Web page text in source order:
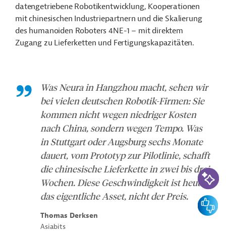
datengetriebene Robotikentwicklung, Kooperationen
mit chinesischen Industriepartnern und die Skalierung
des humanoiden Roboters 4NE-1 – mit direktem
Zugang zu Lieferketten und Fertigungskapazitäten.
Was Neura in Hangzhou macht, sehen wir
bei vielen deutschen Robotik-Firmen: Sie
kommen nicht wegen niedriger Kosten
nach China, sondern wegen Tempo. Was
in Stuttgart oder Augsburg sechs Monate
dauert, vom Prototyp zur Pilotlinie, schafft
die chinesische Lieferkette in zwei bis drei
Wochen. Diese Geschwindigkeit ist heute
das eigentliche Asset, nicht der Preis.
Thomas Derksen
Asiabits
KI-